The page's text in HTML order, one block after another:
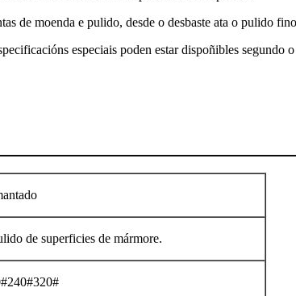
de moenda e pulido, desde o desbaste ata o pulido
especiais poden estar dispoñibles segundo
de superficies de mármore.